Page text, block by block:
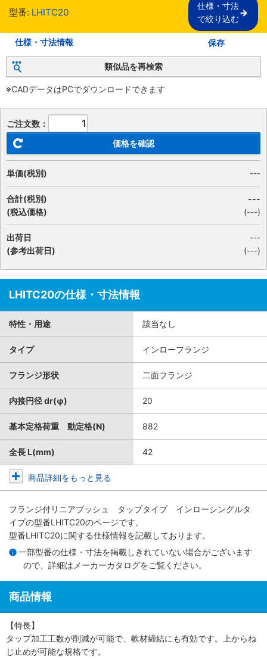
型番: LHITC20
仕様・寸法
で絞り込む
仕様・寸法情報 保存
類似品を再検索
※CADデータはPCでダウンロードできます
ご注文数：
価格を確認
単価(税別) ---
合計(税別)
(税込価格)
---
(---)
出荷日
(参考出荷日)
---
(---)
LHITC20の仕様・寸法情報
特性・用途 該当なし
タイプ インローフランジ
フランジ形状 二面フランジ
内接円径 dr(φ) 20
基本定格荷重 動定格(N) 882
全長 L(mm) 42
商品詳細をもっと見る
フランジ付リニアブッシュ タップタイプ インローシングルタ
イプの型番LHITC20のページです。
型番LHITC20に関する仕様情報を記載しております。
一部型番の仕様・寸法を掲載しきれていない場合がございます
ので、詳細は メーカーカタログをご覧ください。
商品情報
【特長】
タップ加工工数が削減が可能で、軟材締結にも有効です。上からね
じ止めが可能な規格です。